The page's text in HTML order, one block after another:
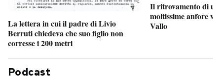
La lettera in cui il padre di Livio
Berruti chiedeva che suo figlio non
corresse i 200 metri
Il ritrovamento di
moltissime anfore
Vallo
Podcast